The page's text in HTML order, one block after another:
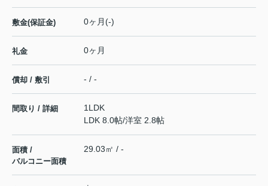
敷金(保証金) 0ヶ月(-)
礼金 0ヶ月
償却 / 敷引 - / -
間取り / 詳細
1LDK
LDK 8.0帖/洋室 2.8帖
面積 /
バルコニー面積
29.03㎡ / -